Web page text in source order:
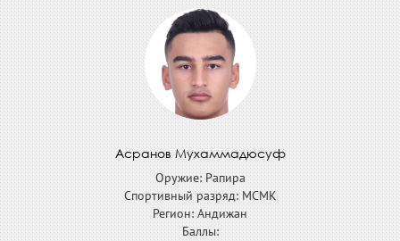
Асранов Мухаммадюсуф
Оружие: Рапира
Спортивный разряд: МСМК
Регион: Андижан
Баллы: